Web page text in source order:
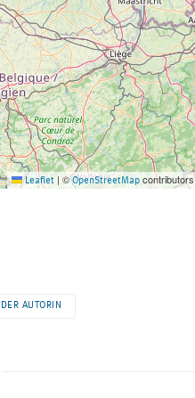
Leaflet |©OpenStreetMap contributors
AUTORIN